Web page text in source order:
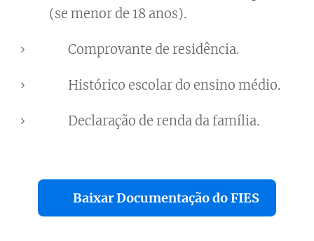
(se menor de 18 anos).
📑 Comprovante de residência.
📑 Histórico escolar do ensino médio.
📑 Declaração de renda da família.
📄 Baixar Documentação do FIES